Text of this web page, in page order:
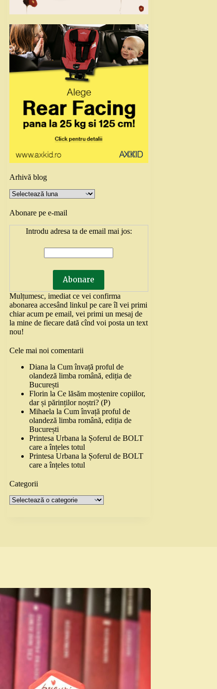
Arhivă blog
Arhivă
blog
Abonare pe e-mail
Introdu adresa ta de email mai jos:
Mulțumesc, imediat ce vei confirma
abonarea accesând linkul pe care îl vei primi
chiar acum pe email, vei primi un mesaj de
la mine de fiecare dată cînd voi posta un text
nou!
Cele mai noi comentarii
Diana laCum învață proful de
olandeză limba română, ediția de
București
Florin laCe lăsăm moștenire copiilor,
dar și părinților noștri? (P)
Mihaela laCum învață proful de
olandeză limba română, ediția de
București
Printesa Urbana la Șoferul de BOLT
care a înțeles totul
Printesa Urbana la Șoferul de BOLT
care a înțeles totul
Categorii
Categorii